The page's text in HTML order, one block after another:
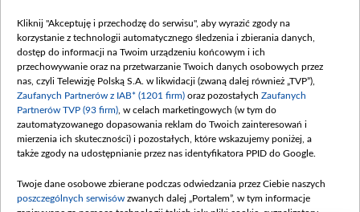
Procedura zgłoszeń wewnętrznych
Kliknij "Akceptuję i przechodzę do serwisu", aby wyrazić zgody na
korzystanie z technologii automatycznego śledzenia i zbierania danych,
dostęp do informacji na Twoim urządzeniu końcowym i ich
przechowywanie oraz na przetwarzanie Twoich danych osobowych przez
nas, czyli Telewizję Polską S.A. w likwidacji (zwaną dalej również „TVP”),
Zaufanych Partnerów z IAB* (1201 firm) oraz pozostałych Zaufanych
Partnerów TVP (93 firm) , w celach marketingowych (w tym do
zautomatyzowanego dopasowania reklam do Twoich zainteresowań i
mierzenia ich skuteczności) i pozostałych, które wskazujemy poniżej, a
także zgody na udostępnianie przez nas identyfikatora PPID do Google.
Twoje dane osobowe zbierane podczas odwiedzania przez Ciebie naszych
poszczególnych serwisów zwanych dalej „Portalem”, w tym informacje